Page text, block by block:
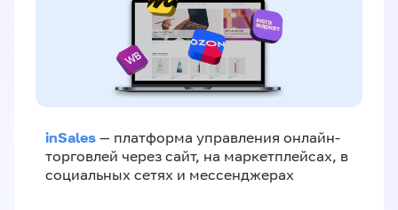
inSales — платформа управления онлайн-
торговлей через сайт, на маркетплейсах, в
социальных сетях и мессенджерах